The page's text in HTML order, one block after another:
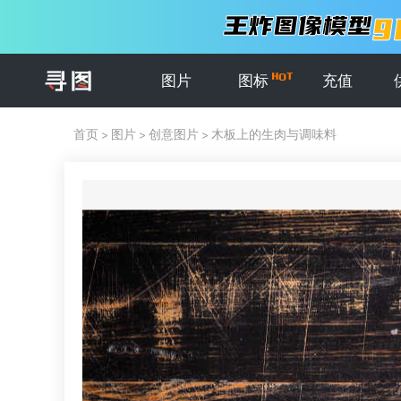
图片 图标 充值
首页 > 图片 > 创意图片 > 木板上的生肉与调味料